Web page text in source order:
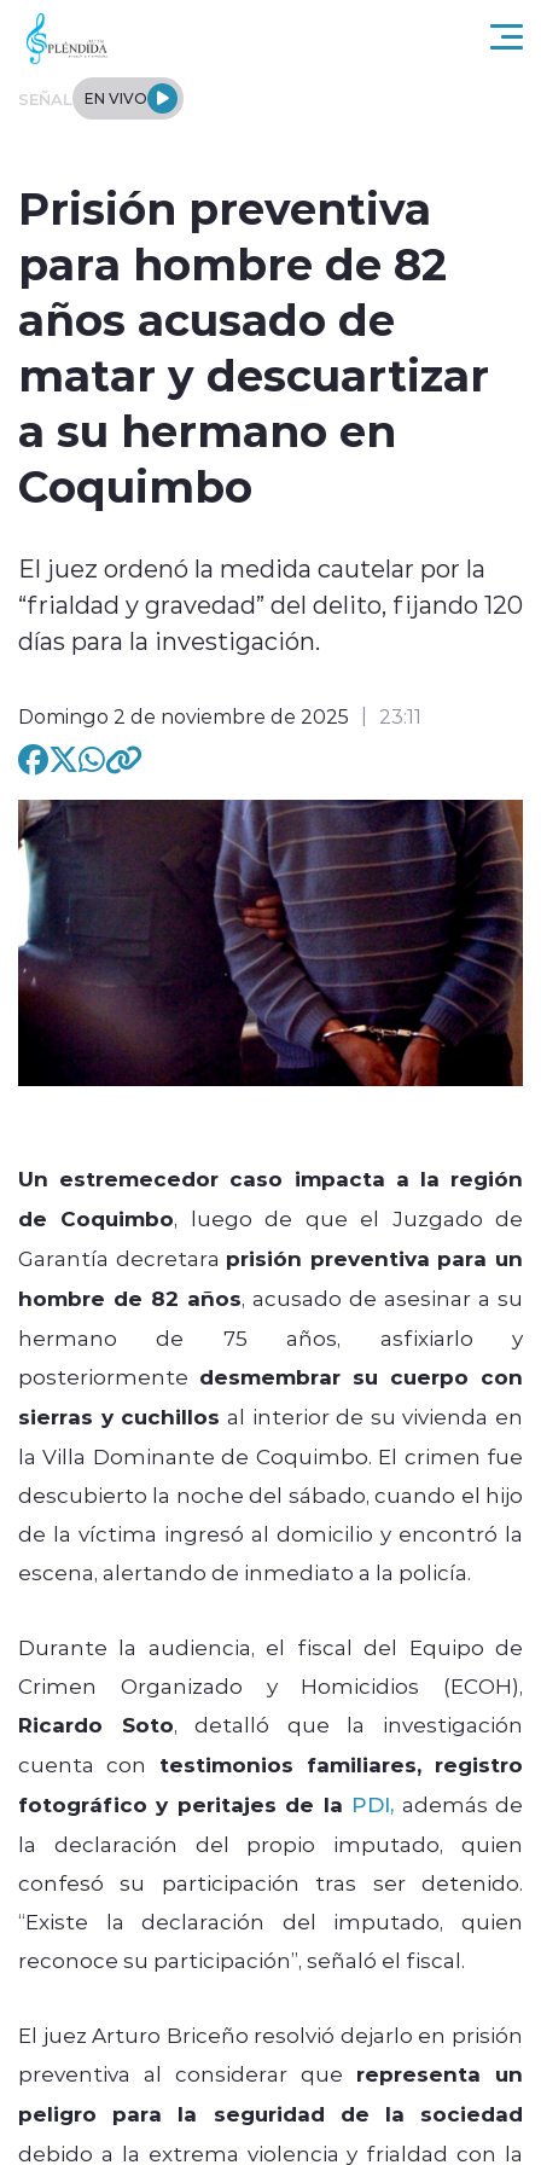
Click acá para ir directamente al contenido
SEÑAL EN VIVO
Entrevistas
Deportes
modo claro
Prisión preventiva
para hombre de 82
años acusado de
matar y descuartizar
a su hermano en
Coquimbo
El juez ordenó la medida cautelar por la
“frialdad y gravedad” del delito, fijando 120
días para la investigación.
Domingo 2 de noviembre de 2025 23:11
Un estremecedor caso impacta a la región
de Coquimbo, luego de que el Juzgado de
Garantía decretara prisión preventiva para un
hombre de 82 años, acusado de asesinar a su
hermano de 75 años, asfixiarlo y
posteriormente desmembrar su cuerpo con
sierras y cuchillos al interior de su vivienda en
la Villa Dominante de Coquimbo. El crimen fue
descubierto la noche del sábado, cuando el hijo
de la víctima ingresó al domicilio y encontró la
escena, alertando de inmediato a la policía.
Durante la audiencia, el fiscal del Equipo de
Crimen Organizado y Homicidios (ECOH),
Ricardo Soto, detalló que la investigación
cuenta con testimonios familiares, registro
fotográfico y peritajes de la PDI, además de
la declaración del propio imputado, quien
confesó su participación tras ser detenido.
“Existe la declaración del imputado, quien
reconoce su participación”, señaló el fiscal.
El juez Arturo Briceño resolvió dejarlo en prisión
preventiva al considerar que representa un
peligro para la seguridad de la sociedad
debido a la extrema violencia y frialdad con la